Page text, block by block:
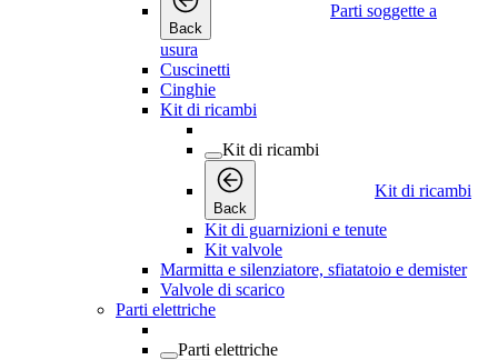
Back
Parti soggette a
usura
Cuscinetti
Cinghie
Kit di ricambi
Kit di ricambi
Back
Kit di ricambi
Kit di guarnizioni e tenute
Kit valvole
Marmitta e silenziatore, sfiatatoio e demister
Valvole di scarico
Parti elettriche
Parti elettriche